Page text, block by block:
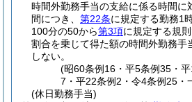
時間外勤務手当の支給に係る時間に
間につき、 第22条に規定する勤務1
100分の50から第3項に規定する規
割合を乗じて得た額の時間外勤務手
しない。
(昭60条例16・平5条例35・
7・平22条例2・令4条例25・
(休日勤務手当)